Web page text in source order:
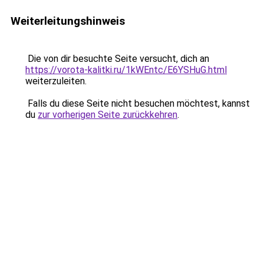
Weiterleitungshinweis
Die von dir besuchte Seite versucht, dich an
https://vorota-kalitki.ru/1kWEntc/E6YSHuG.html
weiterzuleiten.
Falls du diese Seite nicht besuchen möchtest, kannst
du zur vorherigen Seite zurückkehren.